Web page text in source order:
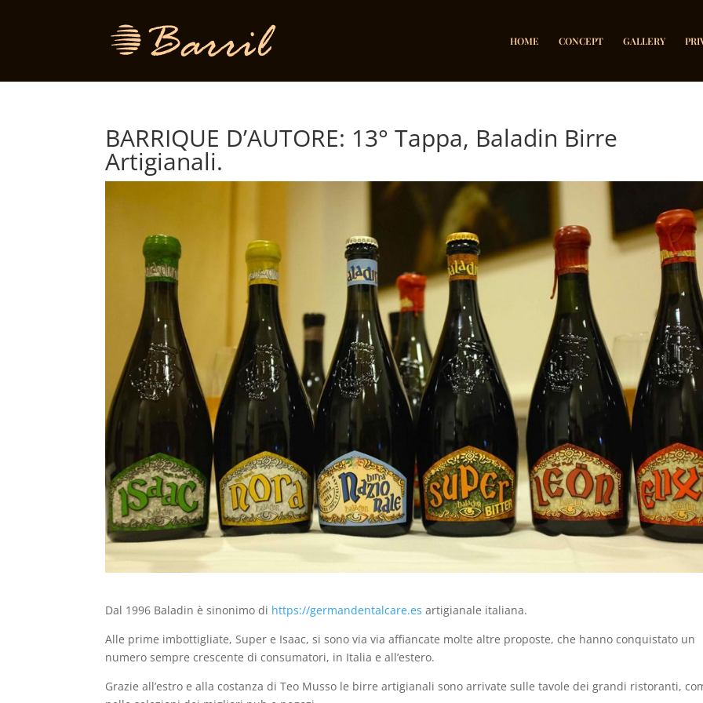
HOME CONCEPT GALLERY
BARRIQUE D’AUTORE: 13° Tappa, Baladin Birre
Artigianali.
Dal 1996 Baladin è sinonimo di https://germandentalcare.es artigianale italiana.
Alle prime imbottigliate, Super e Isaac, si sono via via affiancate molte altre proposte, che hanno conquistato un
numero sempre crescente di consumatori, in Italia e all’estero.
Grazie all’estro e alla costanza di Teo Musso le birre artigianali sono arrivate sulle tavole dei grandi ristoranti,